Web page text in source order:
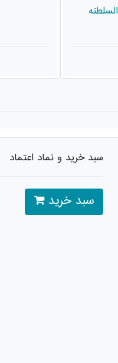
سبد خرید و نماد اعتماد
سبد خرید